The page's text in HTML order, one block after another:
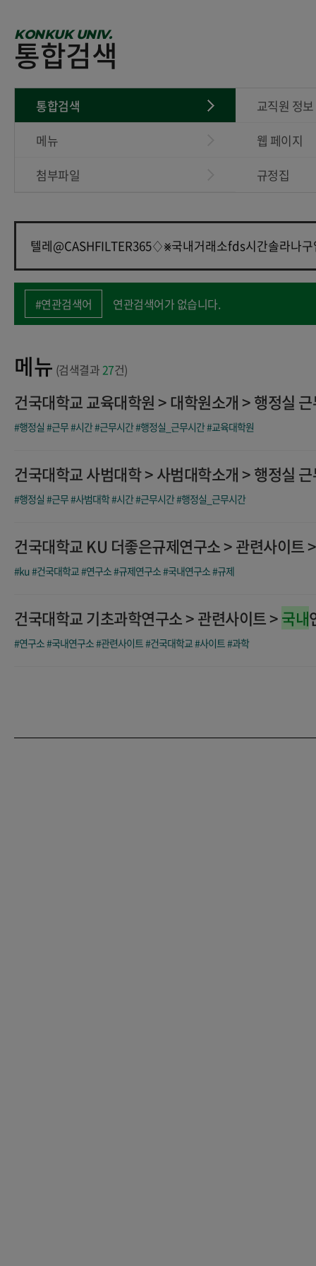
KONKUK UNIV.
통합검색
통합검색
교직원 정보
메뉴
웹 페이지
첨부파일
규정집
#연관검색어 연관검색어가 없습니다.
메뉴 (검색결과 27건)
건국대학교 교육대학원 > 대학원소개 > 행정실
#행정실 #근무#시간#근무시간#행정실_근무시간#교육대학원
건국대학교 사범대학 > 사범대학소개 > 행정실
#행정실 #근무#사범대학#시간#근무시간#행정실_근무시간
건국대학교 KU 더좋은규제연구소 > 관련사이트
#ku#건국대학교#연구소#규제연구소#국내연구소#규제
건국대학교 기초과학연구소 > 관련사이트 >국내
#연구소#국내연구소#관련사이트#건국대학교#사이트#과학